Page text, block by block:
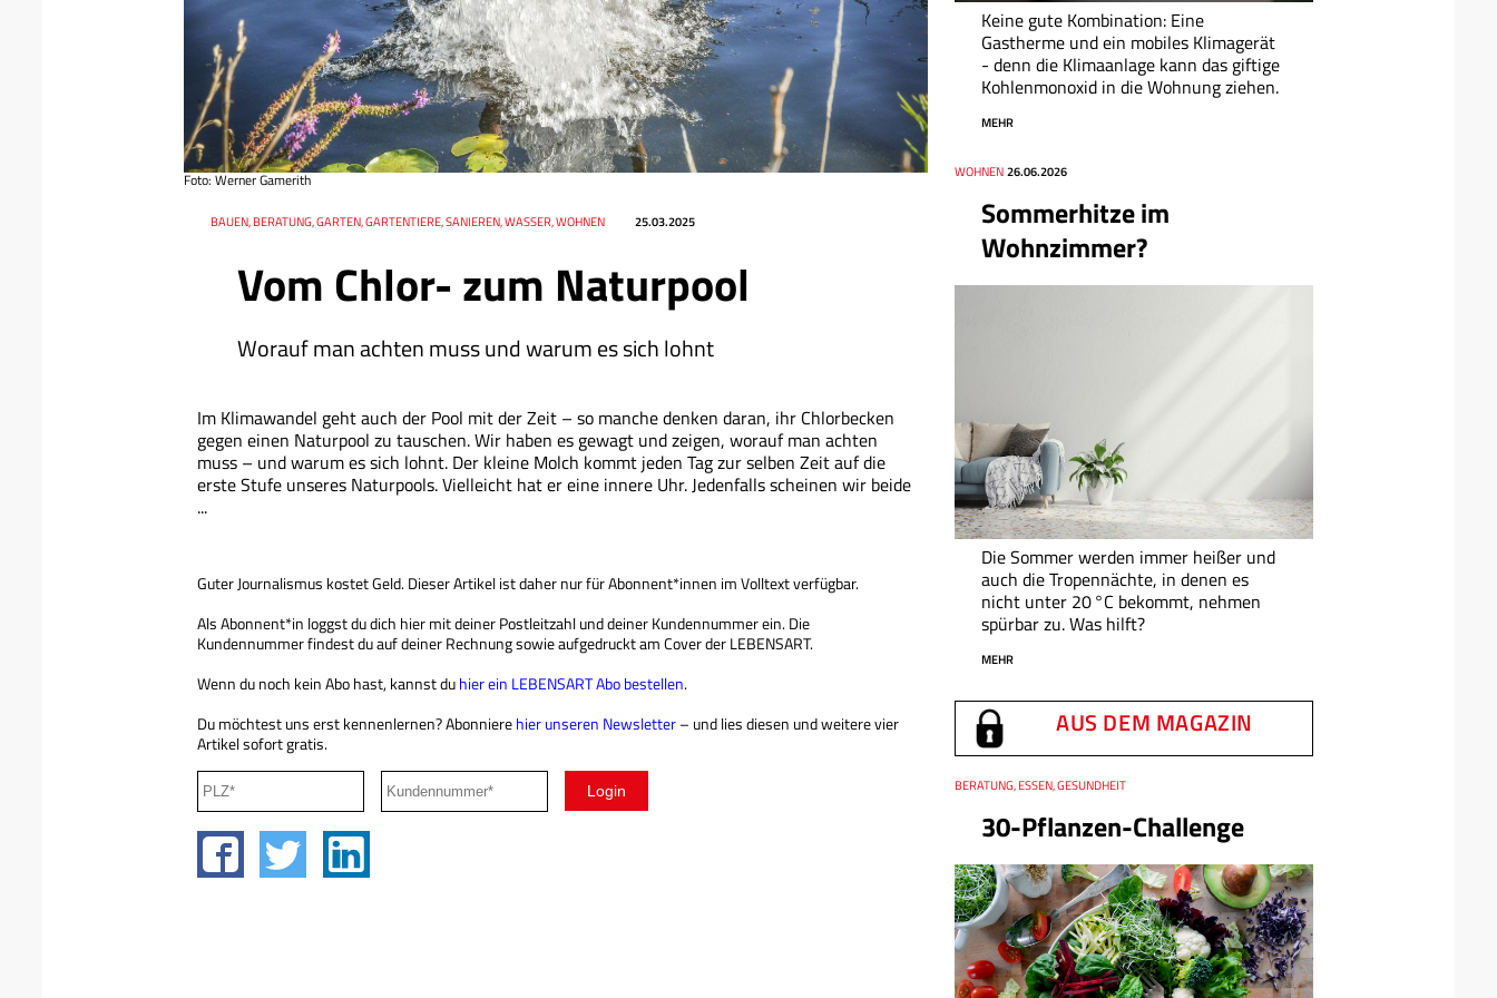
Vom Chlor- zum Naturpool
Worauf man achten muss und warum es sich lohnt
Datum 25.03.2025
RessortBAUEN, BERATUNG, GARTEN, GARTENTIERE, SANIEREN, WASSER, WOHNEN
Foto: Werner Gamerith
Im Klimawandel geht auch der Pool mit der Zeit – so manche denken daran, ihr Chlorbecken
gegen einen Naturpool zu tauschen. Wir haben es gewagt und zeigen, worauf man achten
muss – und warum es sich lohnt. Der kleine Molch kommt jeden Tag zur selben Zeit auf die
erste Stufe unseres Naturpools. Vielleicht hat er eine innere Uhr. Jedenfalls scheinen wir beide
...
Guter Journalismus kostet Geld. Dieser Artikel ist daher nur für Abonnent*innen im Volltext verfügbar.
Als Abonnent*in loggst du dich hier mit deiner Postleitzahl und deiner Kundennummer ein. Die
Kundennummer findest du auf deiner Rechnung sowie aufgedruckt am Cover der LEBENSART.
Wenn du noch kein Abo hast, kannst duhier ein LEBENSART Abo bestellen.
Du möchtest uns erst kennenlernen? Abonnierehier unseren Newsletter– und lies diesen und weitere vier
Artikel sofort gratis.
Keine gute Kombination: Eine
Gastherme und ein mobiles Klimagerät
- denn die Klimaanlage kann das giftige
Kohlenmonoxid in die Wohnung ziehen.
MEHR
Sommerhitze im
Wohnzimmer?
Thema
WOHNEN
Datum 26.06.2026
Die Sommer werden immer heißer und
auch die Tropennächte, in denen es
nicht unter 20 °C bekommt, nehmen
spürbar zu. Was hilft?
MEHR
AUS DEM MAGAZIN
30-Pflanzen-Challenge
Thema
BERATUNG, ESSEN, GESUNDHEIT